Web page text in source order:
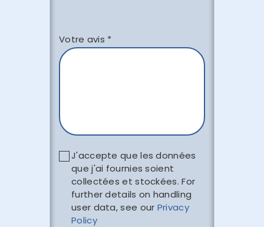
Votre avis *
J'accepte que les données
que j'ai fournies soient
collectées et stockées. For
further details on handling
user data, see our Privacy
Policy